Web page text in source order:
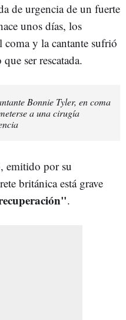
de urgencia de un fuerte
unos días, los
coma y la cantante sufrió
ser rescatada.
Bonnie Tyler, en coma
a una cirugía
emitido por su
británica está grave
.